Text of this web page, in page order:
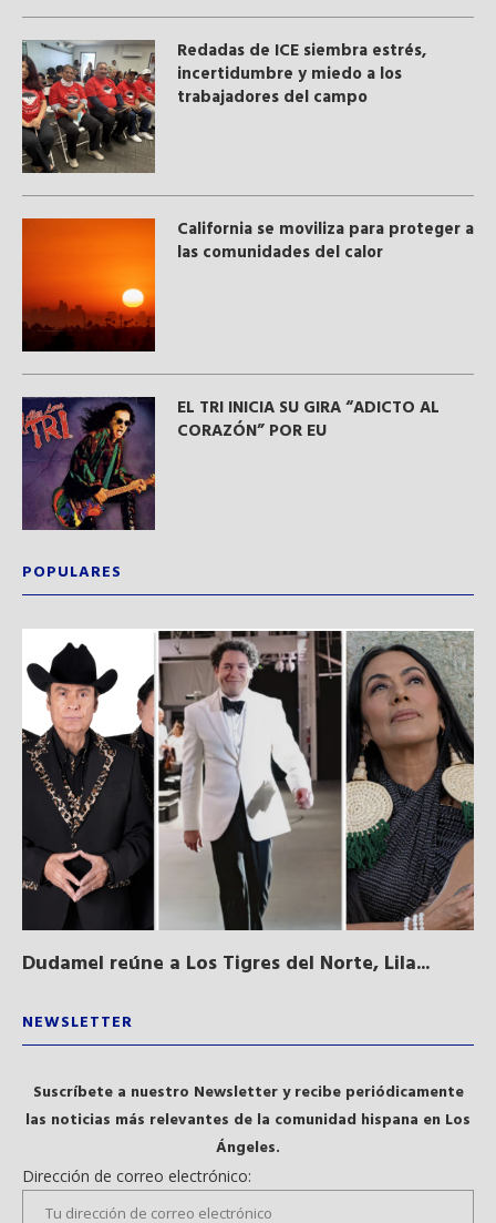
​Redadas de ICE siembra estrés,
incertidumbre y miedo a los
trabajadores del campo
California se moviliza para proteger a
las comunidades del calor
EL TRI INICIA SU GIRA “ADICTO AL
CORAZÓN” POR EU
POPULARES
Dudamel reúne a Los Tigres del Norte, Lila...
NEWSLETTER
Suscríbete a nuestro Newsletter y recibe periódicamente
las noticias más relevantes de la comunidad hispana en Los
Ángeles.
Dirección de correo electrónico: